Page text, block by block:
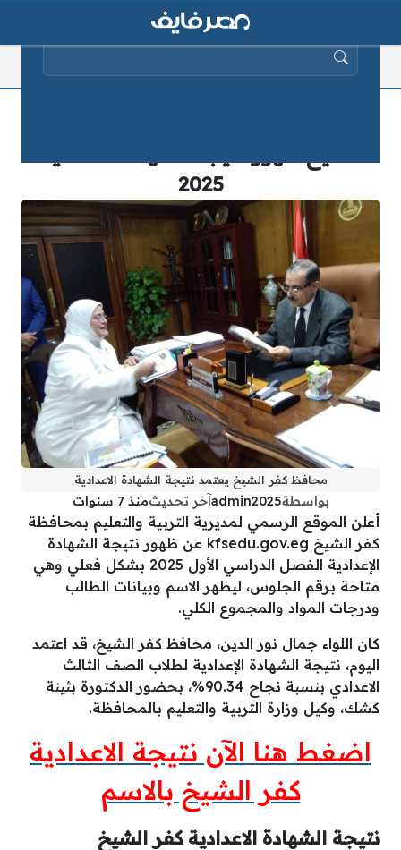
2025
محافظ كفر الشيخ يعتمد نتيجة الشهادة الاعدادية
بواسطةadmin2025آخر تحديثمنذ 7 سنوات
أعلن الموقع الرسمي لمديرية التربية والتعليم بمحافظة
كفر الشيخ kfsedu.gov.eg عن ظهور نتيجة الشهادة
الإعدادية الفصل الدراسي الأول 2025 بشكل فعلي وهي
متاحة برقم الجلوس، ليظهر الاسم وبيانات الطالب
ودرجات المواد والمجموع الكلي.
كان اللواء جمال نور الدين، محافظ كفر الشيخ، قد اعتمد
اليوم، نتيجة الشهادة الإعدادية لطلاب الصف الثالث
الاعدادي بنسبة نجاح 90.34%، بحضور الدكتورة بثينة
كشك، وكيل وزارة التربية والتعليم بالمحافظة.
اضغط هنا الآن نتيجة الاعدادية
كفر الشيخ بالاسم
نتيجة الشهادة الاعدادية كفر الشيخ
البحث عن: